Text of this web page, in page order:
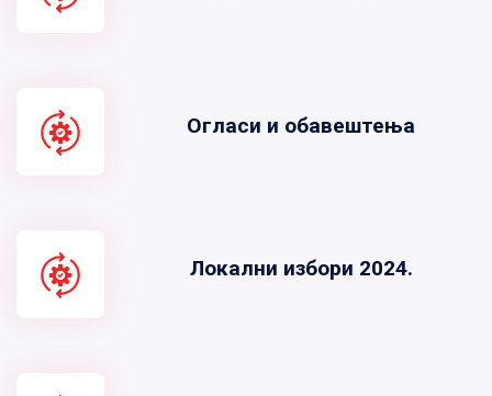
Огласи и обавештења
Локални избори 2024.